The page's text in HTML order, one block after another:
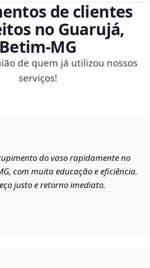
de clientes
no Guarujá,
Betim‑MG
de quem já utilizou nossos
serviços!
do vaso rapidamente no
com muita educação e eficiência.
justo e retorno imediato.